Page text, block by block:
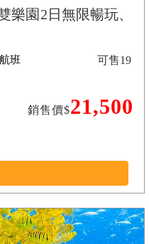
樂園2日無限暢玩、
航班
銷售價$21,500
可售19